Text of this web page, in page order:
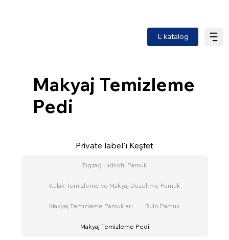
E katalog
Makyaj Temizleme
Pedi
Private label'ı Keşfet
Zigzag Hidrofil Pamuk
Kulak Temizleme ve Makyaj Düzeltme Pamuk
Makyaj Temizleme Pamukları Rulo Pamuk
Makyaj Temizleme Pedi